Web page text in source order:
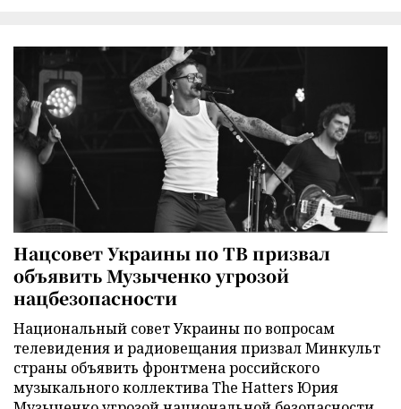
Нацсовет Украины по ТВ призвал
объявить Музыченко угрозой
нацбезопасности
Национальный совет Украины по вопросам
телевидения и радиовещания призвал Минкульт
страны объявить фронтмена российского
музыкального коллектива The Hatters Юрия